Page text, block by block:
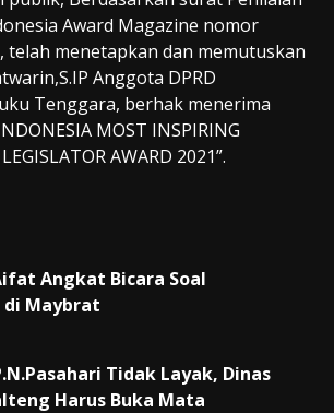
Award Magazine nomor
telah menetapkan dan memutuskan
Anggota DPRD
Tenggara, berhak menerima
MOST INSPIRING
AWARD 2021”.
Angkat Bicara Soal
di Maybrat
Tidak Layak, Dinas
Harus Buka Mata